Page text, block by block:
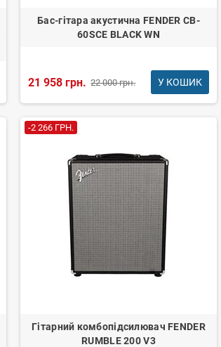
Бас-гітара акустична FENDER CB-
60SCE BLACK WN
21 958 грн. 22 000 грн. У КОШИК
-2 266 ГРН.
Гітарний комбопідсилювач FENDER
RUMBLE 200 V3